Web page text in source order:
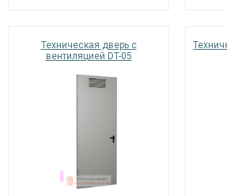
Техническая дверь с
вентиляцией DT-05